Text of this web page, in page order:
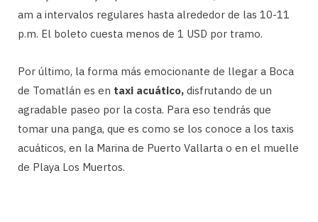
am a intervalos regulares hasta alrededor de las 10-11
p.m. El boleto cuesta menos de 1 USD por tramo.
Por último, la forma más emocionante de llegar a Boca
de Tomatlán es en taxi acuático, disfrutando de un
agradable paseo por la costa. Para eso tendrás que
tomar una panga, que es como se los conoce a los taxis
acuáticos, en la Marina de Puerto Vallarta o en el muelle
de Playa Los Muertos.